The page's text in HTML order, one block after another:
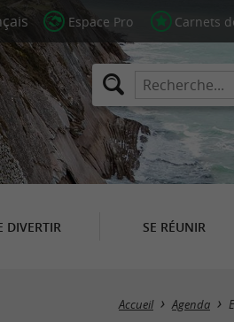
Espace Pro Carnets
DIVERTIR SE RÉUNIR
Accueil Agenda